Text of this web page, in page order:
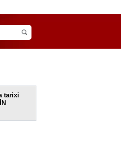
tarixi